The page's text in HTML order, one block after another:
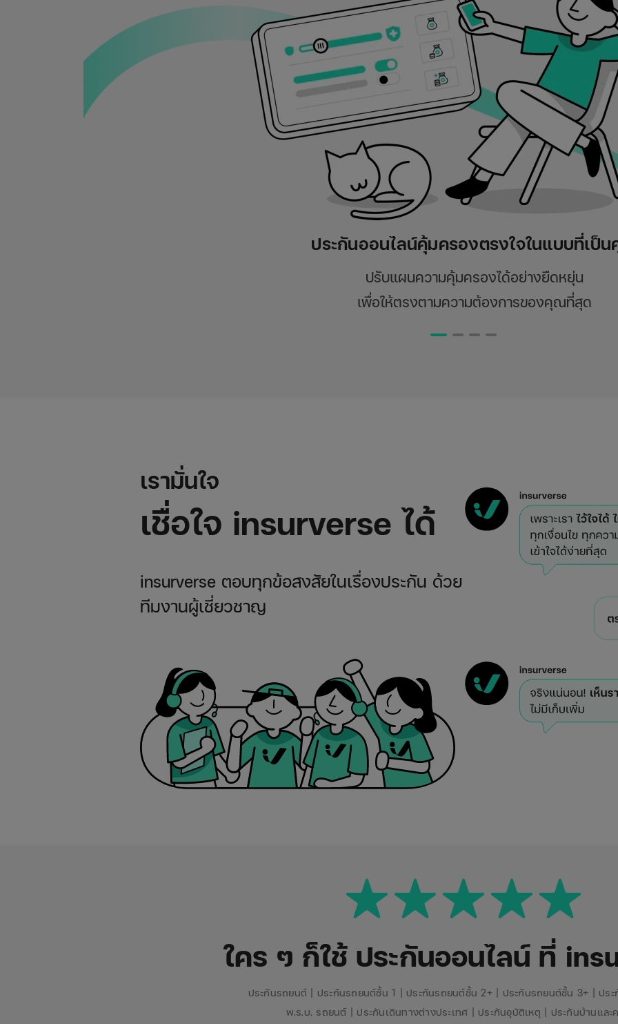
ประกันออนไลน์คุ้มครองตรงใจในแบบที่เป็
ปรับแผนความคุ้มครองได้อย่างยืดหยุ่น
เพื่อให้ตรงตามความต้องการของคุณที่สุด
เรามั่นใจ
เชื่อใจ insurverse ได้
insurverse ตอบทุกข้อสงสัยในเรื่องประกัน ด้วย
ทีมงานผู้เชี่ยวชาญ
ใคร ๆ ก็ใช้ ประกันออนไลน์ ที่
ประกันรถยนต์ | ประกันรถยนต์ชั้น 1 | ประกันรถยนต์ชั้น 2+ | ประกันรถยนต์ชั้น 3+ | ปร
พ.ร.บ. รถยนต์ | ประกันเดินทางต่างประเทศ | ประกันอุบัติเหตุ | ประกันบ้านและ